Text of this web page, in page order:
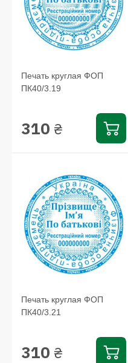
Печать круглая ФОП
ПК40/3.19
310 ₴
Печать круглая ФОП
ПК40/3.21
310 ₴